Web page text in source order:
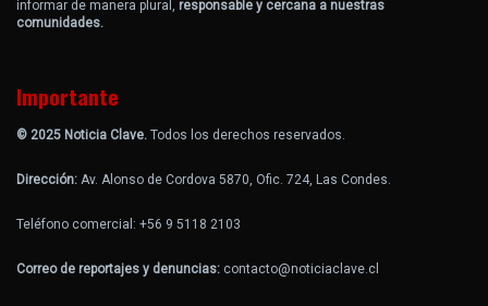
informar de manera plural, responsable y cercana a nuestras
comunidades.
Importante
© 2025 Noticia Clave. Todos los derechos reservados.
Dirección: Av. Alonso de Cordova 5870, Ofic. 724, Las Condes.
Teléfono comercial: +56 9 5118 2103
Correo de reportajes y denuncias: contacto@noticiaclave.cl